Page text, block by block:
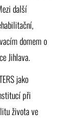
další
domem o
Jihlava.
jako
při
života ve